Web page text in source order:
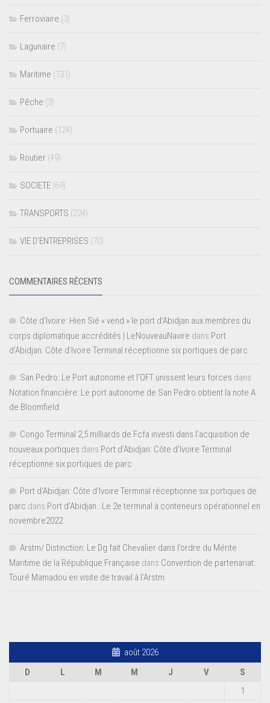
Ferroviaire (3)
Lagunaire (7)
Maritime (131)
Pêche (3)
Portuaire (124)
Routier (49)
SOCIETE (69)
TRANSPORTS (224)
VIE D’ENTREPRISES (70)
COMMENTAIRES RÉCENTS
Côte d'Ivoire: Hien Sié « vend » le port d'Abidjan aux membres du
corps diplomatique accrédités | LeNouveauNavire dans Port
d’Abidjan: Côte d’Ivoire Terminal réceptionne six portiques de parc
San Pedro: Le Port autonome et l’OFT unissent leurs forces dans
Notation financière: Le port autonome de San Pedro obtient la note A
de Bloomfield
Congo Terminal 2,5 milliards de Fcfa investi dans l’acquisition de
nouveaux portiques dans Port d’Abidjan: Côte d’Ivoire Terminal
réceptionne six portiques de parc
Port d'Abidjan: Côte d’Ivoire Terminal réceptionne six portiques de
parc dans Port d’Abidjan : Le 2e terminal à conteneurs opérationnel en
novembre2022
Arstm/ Distinction: Le Dg fait Chevalier dans l’ordre du Mérite
Maritime de la République Française dans Convention de partenariat:
Touré Mamadou en visite de travail à l’Arstm
août 2026
D
L M M J V
S
1